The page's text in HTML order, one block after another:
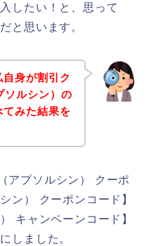
したい！と、思って
と思います。
身が割引ク
ルシン）の
みた結果を
アプソルシン） クーポ
ン） クーポンコード】
キャンペーンコード】
しました。